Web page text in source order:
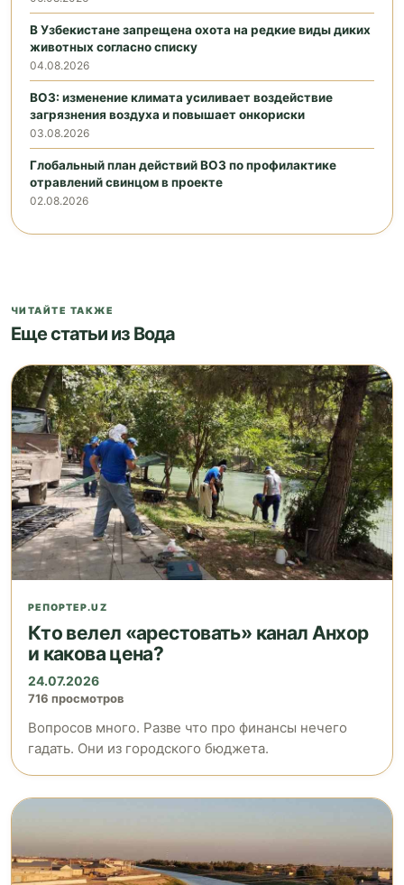
В Узбекистане запрещена охота на редкие виды диких
животных согласно списку
04.08.2026
ВОЗ: изменение климата усиливает воздействие
загрязнения воздуха и повышает онкориски
03.08.2026
Глобальный план действий ВОЗ по профилактике
отравлений свинцом в проекте
02.08.2026
ЧИТАЙТЕ ТАКЖЕ
Еще статьи из Вода
РЕПОРТЕР.UZ
Кто велел «арестовать» канал Анхор
и какова цена?
24.07.2026
716 просмотров
Вопросов много. Разве что про финансы нечего
гадать. Они из городского бюджета.